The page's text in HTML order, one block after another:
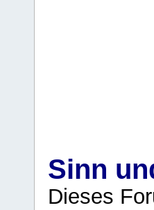
Sinn
Dieses